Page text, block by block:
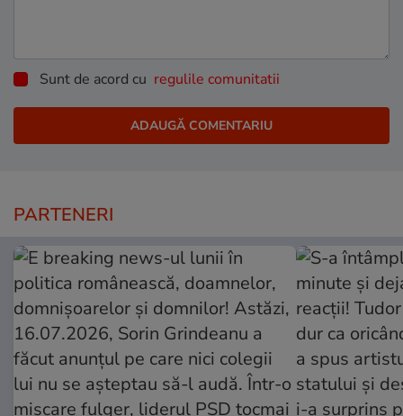
Sunt de acord cu regulile comunitatii
PARTENERI